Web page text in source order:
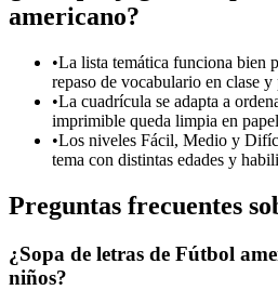
americano?
•La lista temática funciona bien
repaso de vocabulario en clase y
•La cuadrícula se adapta a
imprimible queda limpia en
•Los niveles Fácil, Medio y
tema con distintas edades y
Preguntas frecuentes
¿Sopa de letras de Fútbol
niños?